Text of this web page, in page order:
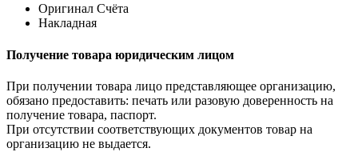
Оригинал Счёта
Накладная
Получение товара юридическим лицом
При получении товара лицо представляющее организацию,
обязано предоставить: печать или разовую доверенность на
получение товара, паспорт.
При отсутствии соответствующих документов товар на
организацию не выдается.